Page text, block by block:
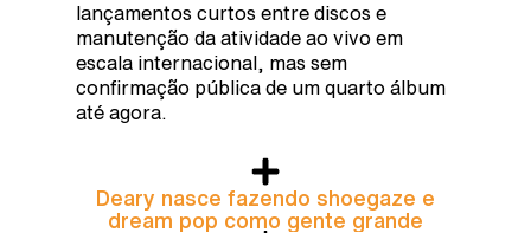
lançamentos curtos entre discos e
manutenção da atividade ao vivo em
escala internacional, mas sem
confirmação pública de um quarto álbum
até agora.
Deary nasce fazendo shoegaze e
dream pop como gente grande